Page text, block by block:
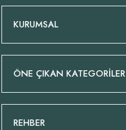
KURUMSAL
ÖNE ÇIKAN KATEGORİLER
REHBER